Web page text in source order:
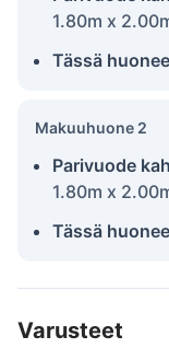
1.80m x
Tässä
Makuuhuone 2
Parivuode
1.80m x
Tässä
Varusteet